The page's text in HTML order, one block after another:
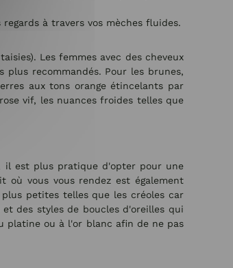
à travers vos mèches fluides.
Les femmes avec des cheveux
recommandés. Pour les brunes,
aux tons orange étincelants par
vif, les nuances froides telles que
il est plus pratique d'opter pour une
où vous vous rendez est également
petites telles que les créoles car
des styles de boucles d'oreilles qui
platine ou à l'or blanc afin de ne pas